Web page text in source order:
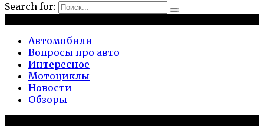
Search for:
Автомобили
Вопросы про авто
Интересное
Мотоциклы
Новости
Обзоры